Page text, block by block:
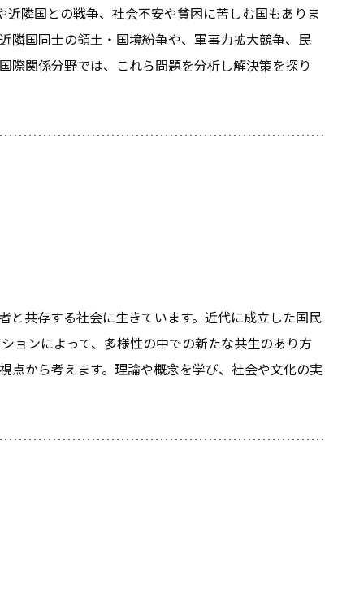
隣国との戦争、社会不安や貧困に苦しむ国もありま
隣国同士の領土・国境紛争や、軍事力拡大競争、民
際関係分野では、これら問題を分析し解決策を探り
と共存する社会に生きています。近代に成立した国民
ョンによって、多様性の中での新たな共生のあり方
点から考えます。理論や概念を学び、社会や文化の実